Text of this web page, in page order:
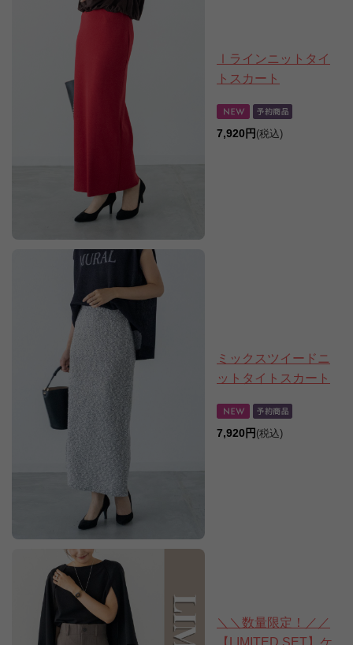
Ⅰラインニットタイ
トスカート
7,920円 (税込)
ミックスツイードニ
ットタイトスカート
7,920円 (税込)
＼＼数量限定！／／